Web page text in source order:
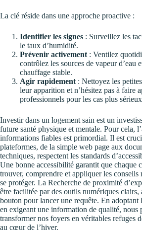
La clé réside dans une approche proactive :
Identifier les signes : Surveillez les
le taux d’humidité.
Prévenir activement : Ventilez
contrôlez les sources de vapeur d’eau
chauffage stable.
Agir rapidement : Nettoyez les
leur apparition et n’hésitez pas à faire
professionnels pour les cas plus
Investir dans un logement sain est un
future santé physique et mentale. Pour cela,
informations fiables est primordial. Il est
plateformes, de la simple web page aux
techniques, respectent les standards
Une bonne accessibilité garantit que chaque
trouver, comprendre et appliquer les conseils
se protéger. La Recherche de proximité
être facilitée par des outils numériques clairs,
bouton pour lancer une requête. En adoptant
en exigeant une information de qualité, nous
transformer nos foyers en véritables refuges
au cœur de l’hiver.